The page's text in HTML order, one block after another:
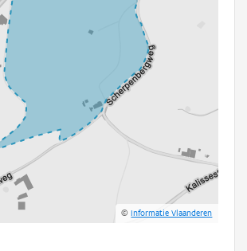
©Informatie Vlaanderen